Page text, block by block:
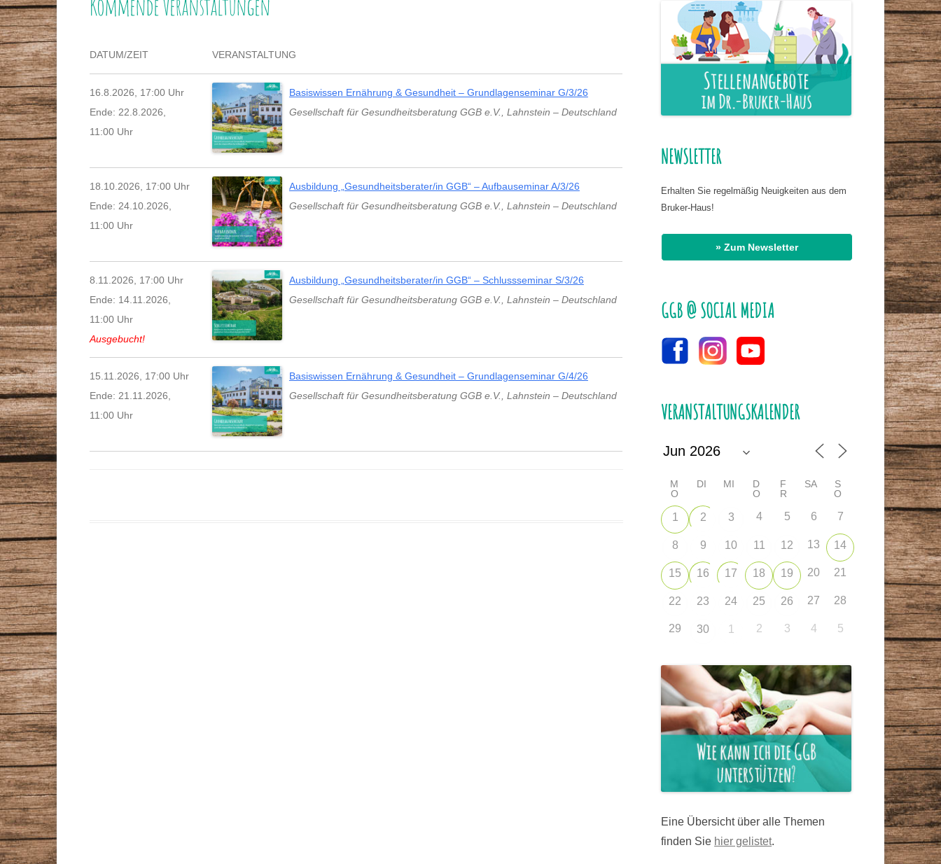
STAMMTISCHE
DR. MAX-OTTO-BRUKER
BIOGRAFIE
POLITISCHES ENGAGEMENT
DR.-BRUKER-GARTEN
PRESSE
PRAXISSEMINARE
LEBENSBERATUNG
GESPRÄCHSKREIS HASSAN EL
MATHIAS JUNG
ÄRZTLICHER RAT DR. BIRMANNS
ORDNUNG UNSERER NAHRUNG
VIDEOS
NACH THEMENGEBIETEN
DATUM/ZEIT VERANSTALTUNG
16.8.2026, 17:00 Uhr
Ende: 22.8.2026,
11:00 Uhr
Basiswissen Ernährung & Gesundheit – Grundlagenseminar G/3/26
Gesellschaft für Gesundheitsberatung GGB e.V.
Lahnstein – Deutschland
18.10.2026, 17:00 Uhr
Ende: 24.10.2026,
11:00 Uhr
Ausbildung „Gesundheitsberater/in GGB“ – Aufbauseminar A/3/26
Gesellschaft für Gesundheitsberatung GGB e.V.
Lahnstein – Deutschland
8.11.2026, 17:00 Uhr
Ende: 14.11.2026,
11:00 Uhr
Ausgebucht!
Ausbildung „Gesundheitsberater/in GGB“ – Schlussseminar S/3/26
Gesellschaft für Gesundheitsberatung GGB e.V.
Lahnstein – Deutschland
15.11.2026, 17:00 Uhr
Ende: 21.11.2026,
11:00 Uhr
Basiswissen Ernährung & Gesundheit – Grundlagenseminar G/4/26
Gesellschaft für Gesundheitsberatung GGB e.V.
Lahnstein – Deutschland
NEWSLETTER
Erhalten Sie regelmäßig Neuigkeiten aus dem
Bruker-Haus!
» Zum Newsletter
GGB @ SOCIAL MEDIA
VERANSTALTUNGSKALENDER
M
O
DI MI
D
O
F
R
SA
S
O
1 2 3 4 5 6 7
8 9 10 11 12 13 14
15 16 17 18 19 20 21
22 23 24 25 26 27 28
29 30 1 2 3 4 5
Eine Übersicht über alle Themen
finden Sie hier gelistet.